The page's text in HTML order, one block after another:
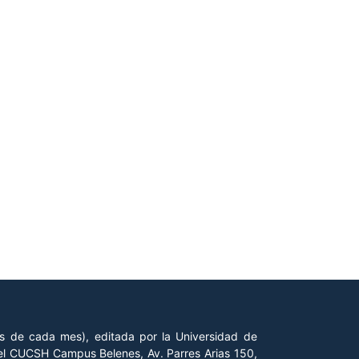
de cada mes), editada por la Universidad de
Campus Belenes, Av. Parres Arias 150,